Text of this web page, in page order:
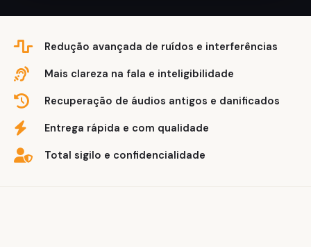
Redução avançada de ruídos e interferências
Mais clareza na fala e inteligibilidade
Recuperação de áudios antigos e danificados
Entrega rápida e com qualidade
Total sigilo e confidencialidade